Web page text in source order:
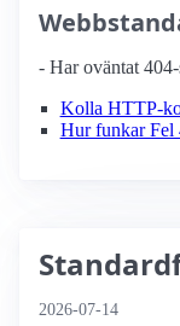
- Har oväntat
Kolla HTTP-
Hur funkar Fel
2026-07-14